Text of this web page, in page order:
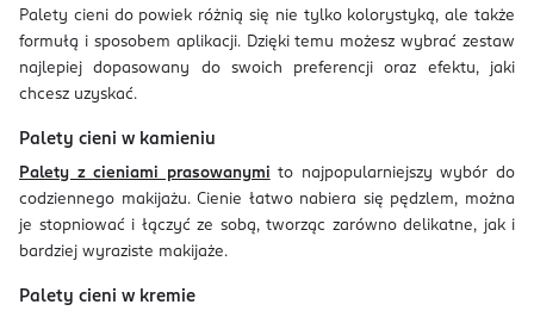
Palety cieni do powiek różnią się nie tylko kolorystyką, ale także
formułą i sposobem aplikacji. Dzięki temu możesz wybrać zestaw
najlepiej dopasowany do swoich preferencji oraz efektu, jaki
chcesz uzyskać.
Palety cieni w kamieniu
Palety z cieniami prasowanymi to najpopularniejszy wybór do
codziennego makijażu. Cienie łatwo nabiera się pędzlem, można
je stopniować i łączyć ze sobą, tworząc zarówno delikatne, jak i
bardziej wyraziste makijaże.
Palety cieni w kremie